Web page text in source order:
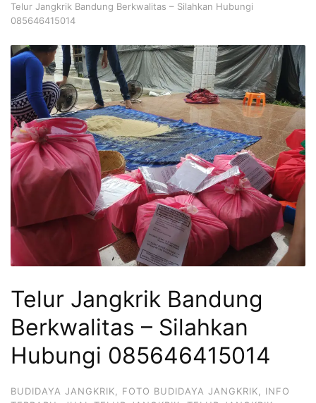
Telur Jangkrik Bandung Berkwalitas – Silahkan Hubungi
085646415014
Telur Jangkrik Bandung
Berkwalitas – Silahkan
Hubungi 085646415014
BUDIDAYA JANGKRIK FOTO BUDIDAYA JANGKRIK
INFO